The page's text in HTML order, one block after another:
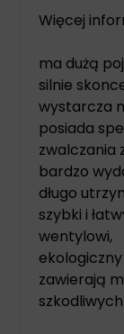
Więcej
ma dużą
silnie
wystarcza
posiada
zwalczania
bardzo
długo
szybki i
wentylowi,
zawierają